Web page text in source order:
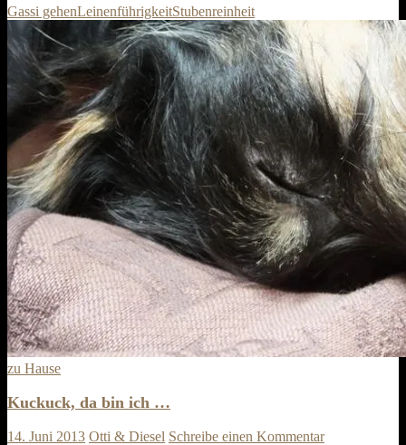
für
Anfänger
Gassi gehenLeinenführigkeitStubenreinheit
zu Hause
Kuckuck, da bin ich …
14. Juni 2013 Otti & Diesel Schreibe einen Kommentar